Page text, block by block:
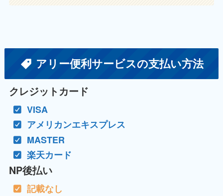
アリー便利サービスの支払い方法
クレジットカード
VISA
アメリカンエキスプレス
MASTER
楽天カード
NP後払い
記載なし